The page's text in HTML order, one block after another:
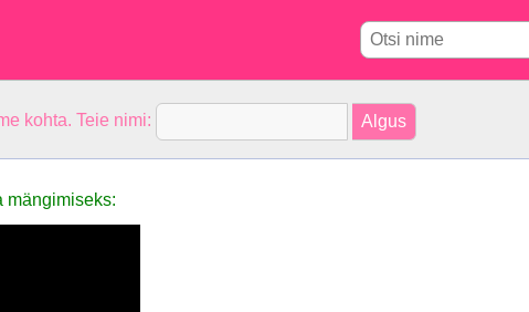
kohta. Teie nimi:
mängimiseks: